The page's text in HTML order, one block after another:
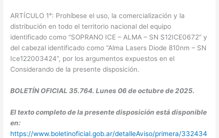
ARTÍCULO 1°: Prohíbese el uso, la comercialización y la
distribución en todo el territorio nacional del equipo
identificado como “SOPRANO ICE – ALMA – SN S12ICE0672” y
del cabezal identificado como “Alma Lasers Diode 810nm – SN
Ice122003424”, por los argumentos expuestos en el
Considerando de la presente disposición.
BOLETÍN OFICIAL 35.764. Lunes 06 de octubre de 2025.
El texto completo de la presente disposición está disponible
en:
https://www.boletinoficial.gob.ar/detalleAviso/primera/332434